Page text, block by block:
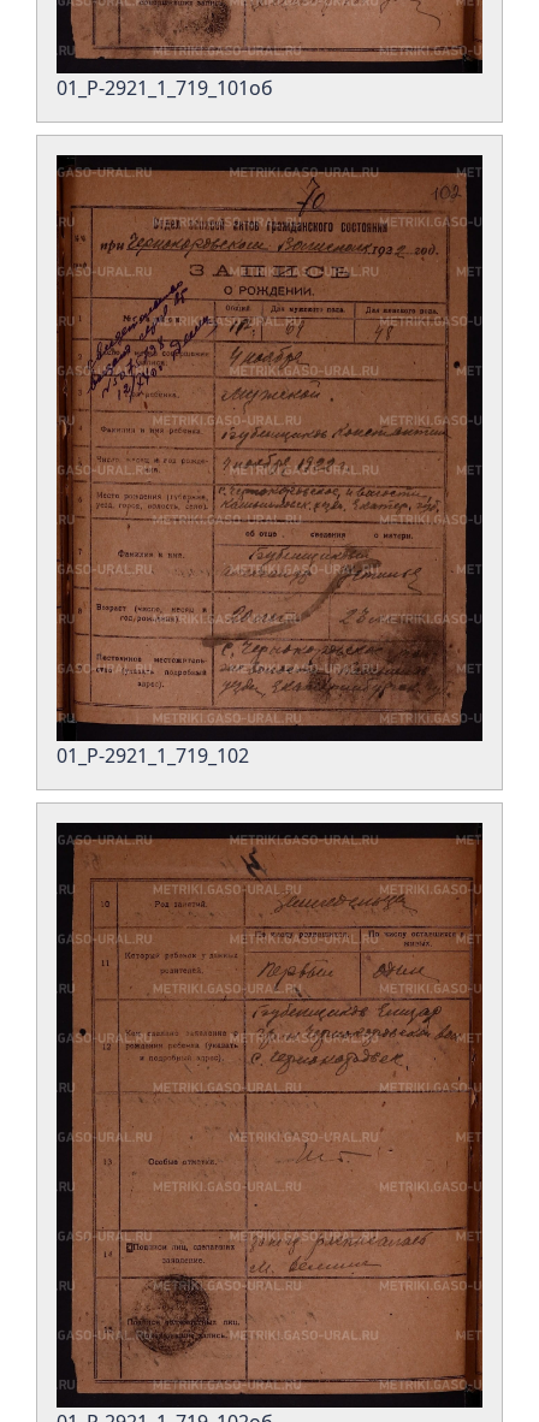
01_Р-2921_1_719_101об
01_Р-2921_1_719_102